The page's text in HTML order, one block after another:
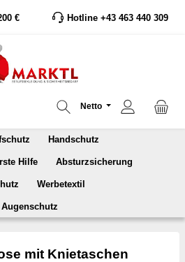
€ Hotline +43 463 440 309
Netto
Handschutz
Hilfe Absturzsicherung
Werbetextil
Augenschutz
mit Knietaschen